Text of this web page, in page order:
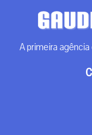
A primeira